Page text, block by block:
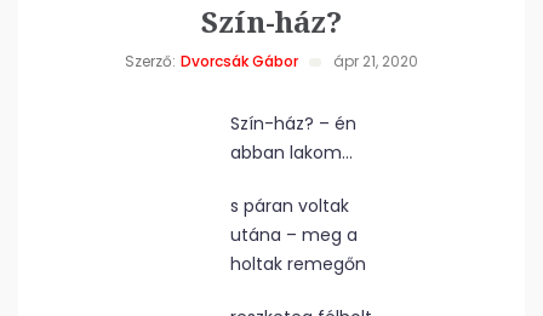
Szín-ház?
Szerző: Dvorcsák Gábor ápr 21, 2020
Szín-ház? – én
abban lakom…
s páran voltak
utána – meg a
holtak remegőn